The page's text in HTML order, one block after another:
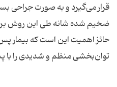
قرار می‌گیرد و به صورت جراحی
ضخیم شده شانه طی این روش
حائز اهمیت این است که بیمار پس